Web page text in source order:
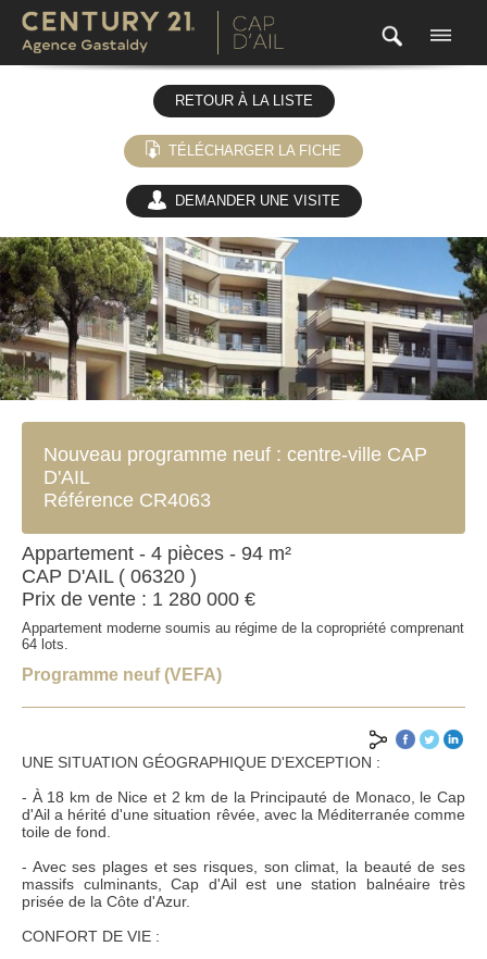
RETOUR À LA LISTE
TÉLÉCHARGER LA FICHE
DEMANDER UNE VISITE
(0)
ENVOYER
*Champs obligatoires
Nouveau programme neuf : centre-ville CAP
D'AIL
Référence CR4063
Appartement - 4 pièces - 94 m²
CAP D'AIL ( 06320 )
Prix de vente : 1 280 000 €
Appartement moderne soumis au régime de la copropriété comprenant
64 lots.
Programme neuf (VEFA)
UNE SITUATION GÉOGRAPHIQUE D'EXCEPTION :
- À 18 km de Nice et 2 km de la Principauté de Monaco, le Cap
d'Ail a hérité d'une situation rêvée, avec la Méditerranée comme
toile de fond.
- Avec ses plages et ses risques, son climat, la beauté de ses
massifs culminants, Cap d'Ail est une station balnéaire très
prisée de la Côte d'Azur.
CONFORT DE VIE :